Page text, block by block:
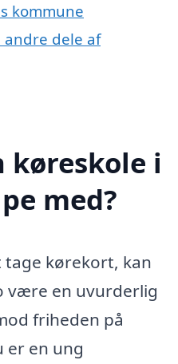
kommune
andre dele af
køreskole i
med?
kørekort, kan
være en uvurderlig
friheden på
er en ung